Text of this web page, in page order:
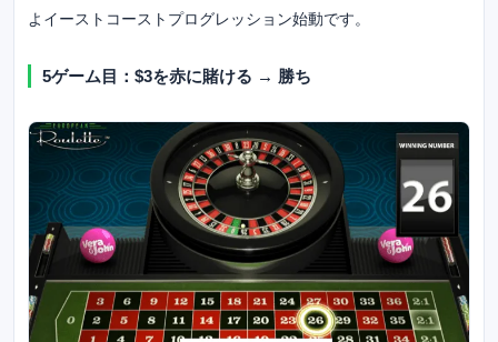
よイーストコーストプログレッション始動です。
5ゲーム目：$3を赤に賭ける → 勝ち